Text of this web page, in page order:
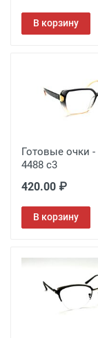
В корзину
Готовые очки -
4488 c3
420.00 ₽
В корзину